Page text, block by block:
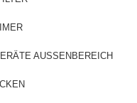
AUSSENBEREICH